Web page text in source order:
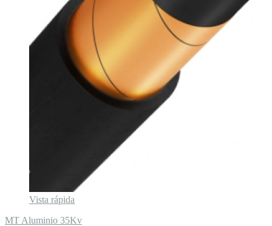
Vista rápida
MT Aluminio 35Kv